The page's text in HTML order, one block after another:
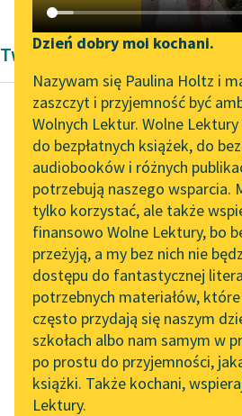
Katalog DAISY
Podkasty o książkach
Aktualności
„Prokurator Alicja Horn”
do słuchania
Byliśmy częścią AI Impact
Lab
Zapraszamy na spotkanie
online z tłumaczkami
literatury skandynawskiej
Spotkanie z Katarzyną
Tunkiel w Oslo
102. lata temu zmarł
Joseph Conrad
API
Dzień dobry moi kochani.
Nazywam się Paulina Holtz i
zaszczyt i przyjemność być
Wolnych Lektur. Wolne
do bezpłatnych książek, do
audiobooków i różnych
potrzebują naszego wsparcia.
tylko korzystać, ale także
finansowo Wolne Lektury, bo
przeżyją, a my bez nich nie
dostępu do fantastycznej
potrzebnych materiałów,
często przydają się naszym
szkołach albo nam samym w
po prostu do przyjemności,
książki. Także kochani,
Lektury.
Twórczość Henryka
A
ją